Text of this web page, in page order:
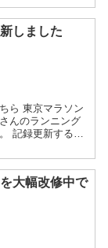
リンク先に自動
しました
東京マラソン
んのランニング
記録更新すると
勢おられると思
が鍛えられるば
なんども経験し
レーナーの受け
、丸ごと真似を
意味が曖...
大幅改修中で